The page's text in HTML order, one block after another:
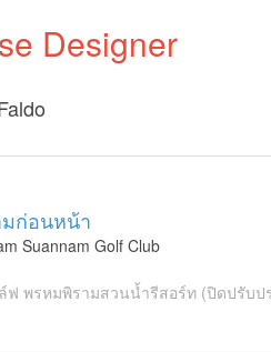
Designer
ก่อนหน้า
Suannam Golf Club
ฟ พรหมพิรามสวนน้ำรีสอร์ท (ปิดปรับป